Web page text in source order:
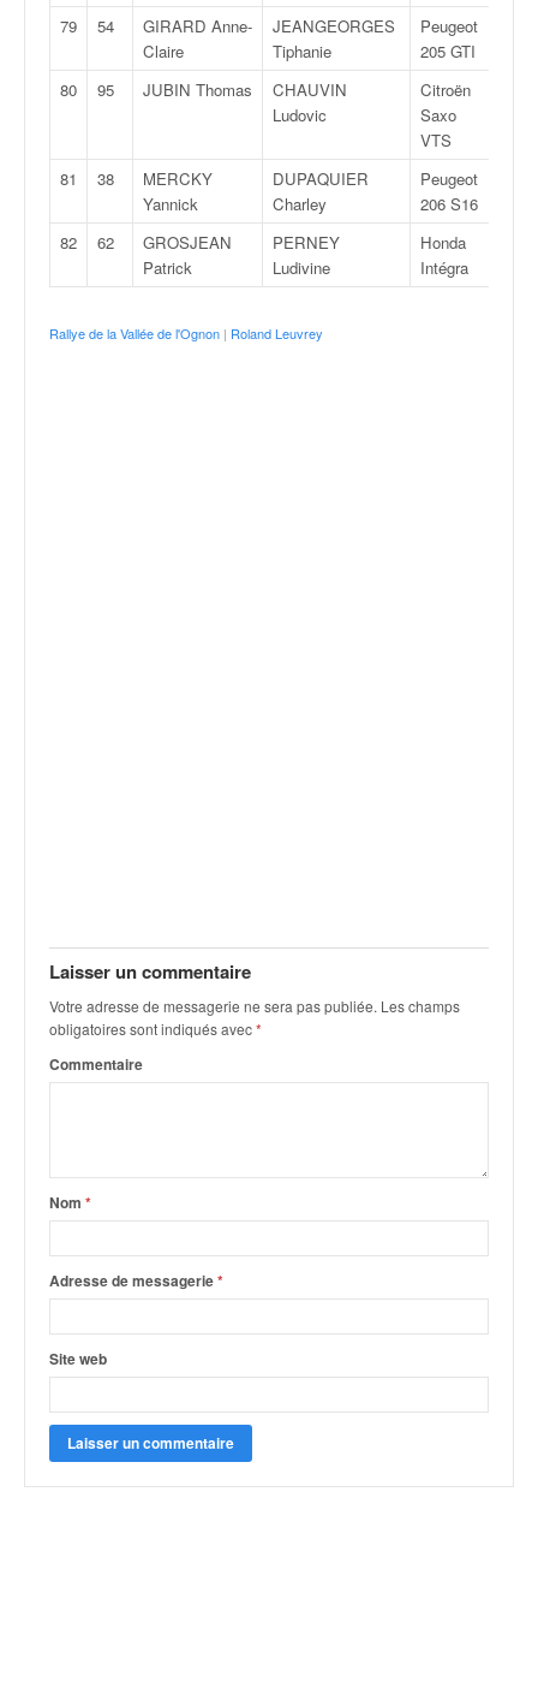
79 54
GIRARD Anne-
Claire
JEANGEORGES
Tiphanie
Peugeot
205 GTI
80 95 JUBIN Thomas
CHAUVIN
Ludovic
Citroën
Saxo
VTS
81 38
MERCKY
Yannick
DUPAQUIER
Charley
Peugeot
206 S16
82 62
GROSJEAN
Patrick
PERNEY
Ludivine
Honda
Intégra
Rallye de la Vallée de l'Ognon | Roland Leuvrey
Laisser un commentaire
Votre adresse de messagerie ne sera pas publiée. Les champs
obligatoires sont indiqués avec*
Commentaire
Nom *
Adresse de messagerie*
Site web